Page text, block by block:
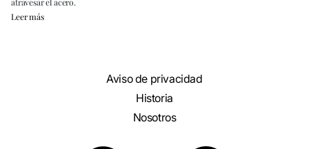
atravesar el acero.
Leer más
Aviso de privacidad
Historia
Nosotros